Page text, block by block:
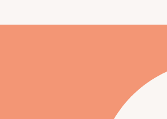
las actividades de sus integrantes
sobre cuestiones
esos derechos en Colombia.